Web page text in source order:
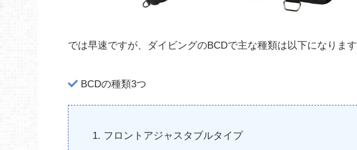
では早速ですが、ダイビングのBCDで主な種類は以下になります
BCDの種類3つ
フロントアジャスタブルタイプ